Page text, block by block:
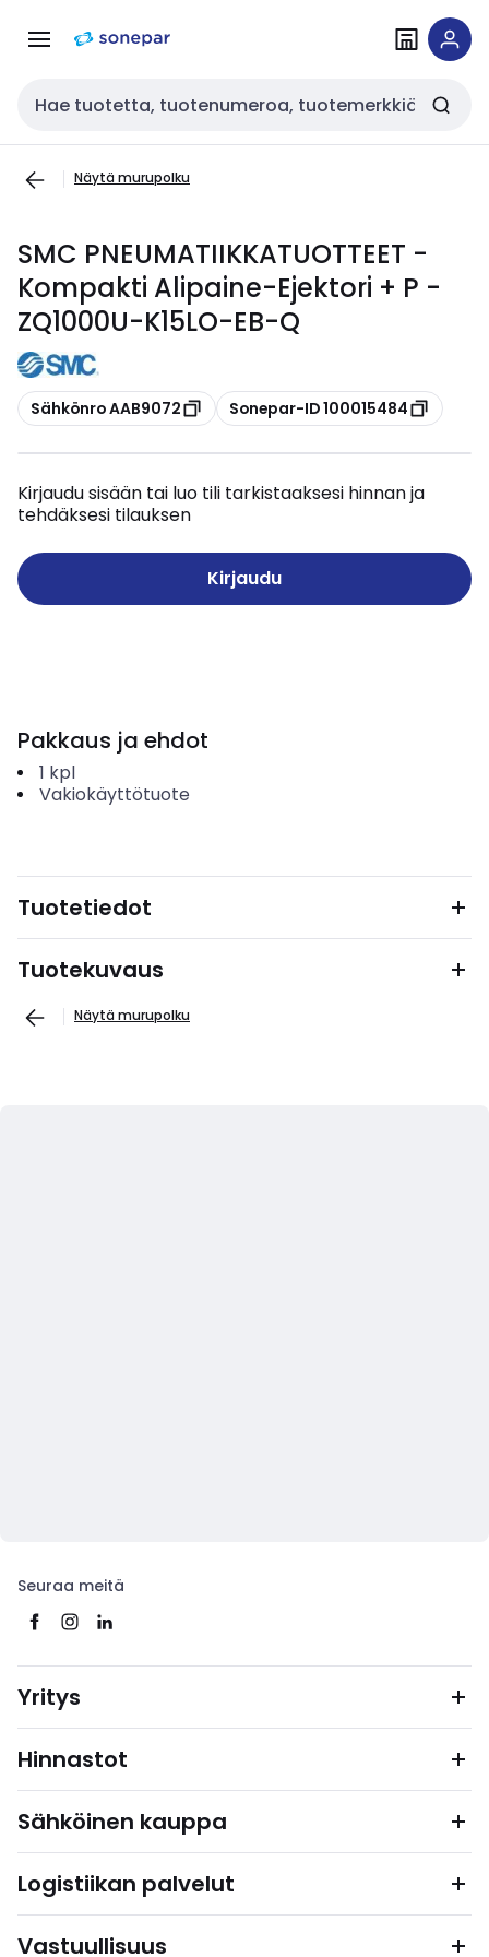
navigointiinsisältöön
Haku
Näytä murupolku
SMC PNEUMATIIKKATUOTTEET -
Kompakti Alipaine-Ejektori + P -
ZQ1000U-K15LO-EB-Q
Kopioi
Sähkönro AAB9072 Kopioi
Sonepar-ID 100015484
Kirjaudu sisään tai luo tili tarkistaaksesi hinnan ja
tehdäksesi tilauksen
Kirjaudu
Pakkaus ja ehdot
1 kpl
Vakiokäyttötuote
Tuotetiedot
Tuotekuvaus
Näytä murupolku
Seuraa meitä
Yritys
Hinnastot
Sähköinen kauppa
Logistiikan palvelut
Vastuullisuus